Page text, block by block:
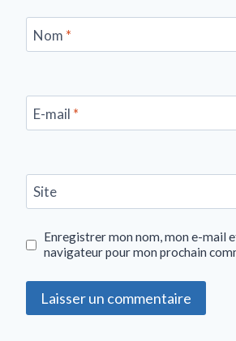
Nom *
E-mail *
Site
Enregistrer mon nom, mon e-mail
navigateur pour mon prochain